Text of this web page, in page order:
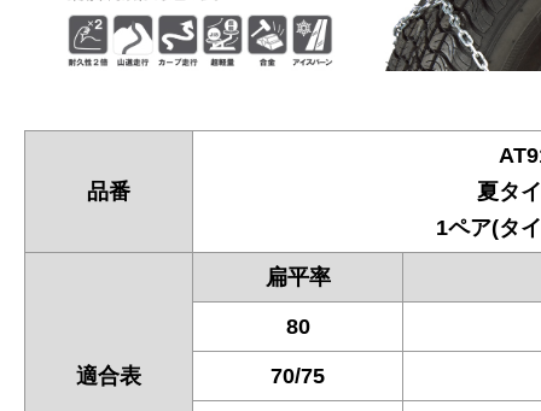
品番
夏タ
1ペア(タ
適合表
扁平率
80
70/75